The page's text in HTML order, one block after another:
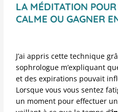
LA MÉDITATION
CALME OU GAGNER
J’ai appris cette technique
sophrologue m’expliquant
et des expirations pouvait
Lorsque vous vous sentez
un moment pour effectuer